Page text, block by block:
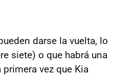
darse la vuelta, lo
siete) o que habrá una
vez que Kia